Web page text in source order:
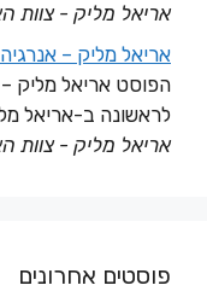
אריאל מליק - צוות
אריאל מליק –
הפוסט אריאל מליק
לראשונה ב-אריאל
אריאל מליק - צוות
פוסטים אחרונים